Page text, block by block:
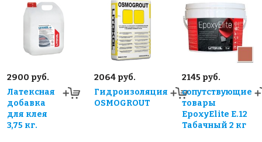
2900 руб.
Латексная
добавка
для клея
3,75 кг.
2064 руб.
Гидроизоляция
OSMOGROUT
2145 руб.
сопутствующие
товары
EpoxyElite E.12
Табачный 2 кг